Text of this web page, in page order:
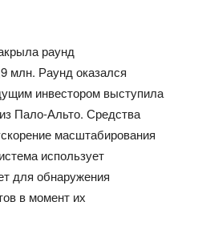
раунд
млн. Раунд оказался
инвестором выступила
Пало-Альто. Средства
масштабирования
использует
для обнаружения
в момент их